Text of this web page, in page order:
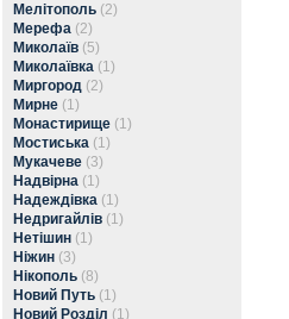
Мелітополь (2)
Мерефа (2)
Миколаїв (5)
Миколаївка (1)
Миргород (2)
Мирне (1)
Монастирище (1)
Мостиська (1)
Мукачеве (3)
Надвірна (1)
Надеждівка (1)
Недригайлів (1)
Нетішин (1)
Ніжин (3)
Нікополь (8)
Новий Путь (1)
Новий Розділ (1)